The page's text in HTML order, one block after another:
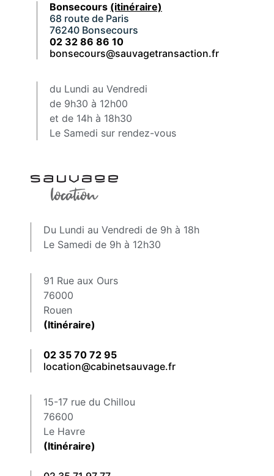
Bonsecours (itinéraire)
68 route de Paris
76240 Bonsecours
02 32 86 86 10
bonsecours@sauvagetransaction.fr
du Lundi au Vendredi
de 9h30 à 12h00
et de 14h à 18h30
Le Samedi sur rendez-vous
Du Lundi au Vendredi de 9h à 18h
Le Samedi de 9h à 12h30
91 Rue aux Ours
76000
Rouen
(Itinéraire)
02 35 70 72 95
location@cabinetsauvage.fr
15-17 rue du Chillou
76600
Le Havre
(Itinéraire)